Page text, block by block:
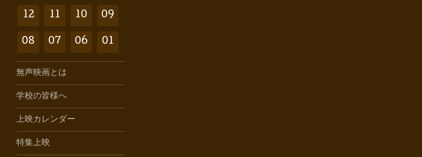
12 11 10 09
08 07 06 01
無声映画とは
学校の皆様へ
上映カレンダー
特集上映